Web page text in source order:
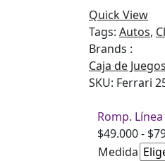
Quick View
Tags: Autos,
Brands :
Caja de Juegos
SKU: Ferrari
Romp.
$49.000- $
Medida